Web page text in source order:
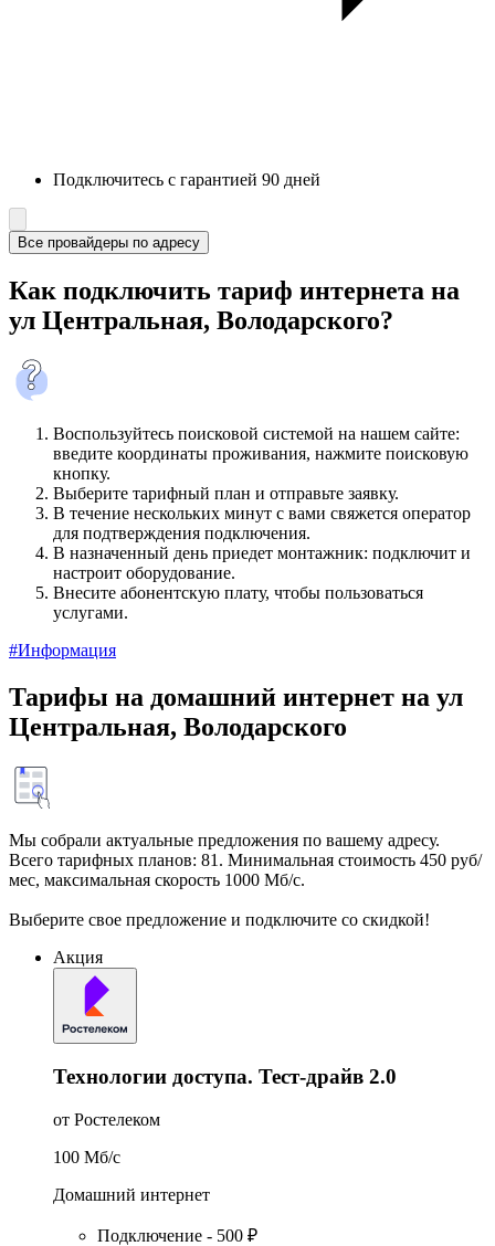
Подключитесь с гарантией 90 дней
Все провайдеры по адресу
Как подключить тариф интернета на
ул Центральная, Володарского?
Воспользуйтесь поисковой системой на нашем сайте:
введите координаты проживания, нажмите поисковую
кнопку.
Выберите тарифный план и отправьте заявку.
В течение нескольких минут с вами свяжется оператор
для подтверждения подключения.
В назначенный день приедет монтажник: подключит и
настроит оборудование.
Внесите абонентскую плату, чтобы пользоваться
услугами.
#Информация
Тарифы на домашний интернет на ул
Центральная, Володарского
Мы собрали актуальные предложения по вашему адресу.
Всего тарифных планов: 81. Минимальная стоимость 450 руб/
мес, максимальная скорость 1000 Мб/с.
Выберите свое предложение и подключите со скидкой!
Акция
Технологии доступа. Тест-драйв 2.0
от Ростелеком
100 Мб/c
Домашний интернет
Подключение - 500 ₽